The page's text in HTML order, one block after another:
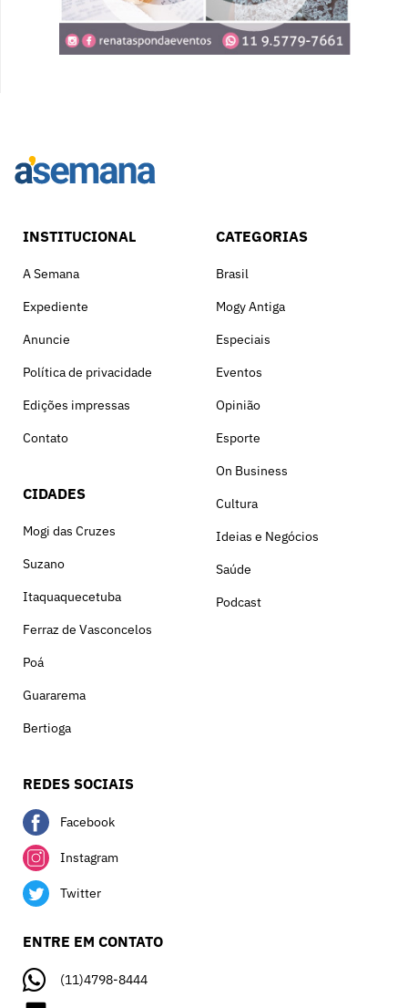
INSTITUCIONAL
A Semana
Expediente
Anuncie
Política de privacidade
Edições impressas
Contato
CIDADES
Mogi das Cruzes
Suzano
Itaquaquecetuba
Ferraz de Vasconcelos
Poá
Guararema
Bertioga
CATEGORIAS
Brasil
Mogy Antiga
Especiais
Eventos
Opinião
Esporte
On Business
Cultura
Ideias e Negócios
Saúde
Podcast
REDES SOCIAIS
Facebook
Instagram
Twitter
ENTRE EM CONTATO
(11)4798-8444